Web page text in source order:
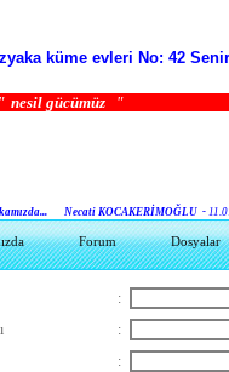
küme evleri No: 42
nesil gücümüz
Necati KOCAKERİMOĞLU -
Forum Dosyalar
:
:
: